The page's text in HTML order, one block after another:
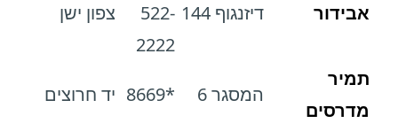
אבידור דיזנגוף 144
522-
2222
צפון ישן
תמיר
מדרסים
המסגר 6 *8669 יד חרוצים